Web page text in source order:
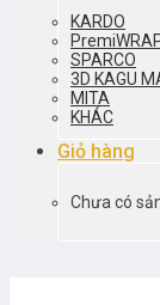
KARDO
SPARCO
3D KAGU
MITA
KHÁC
Giỏ hàng
Chưa có